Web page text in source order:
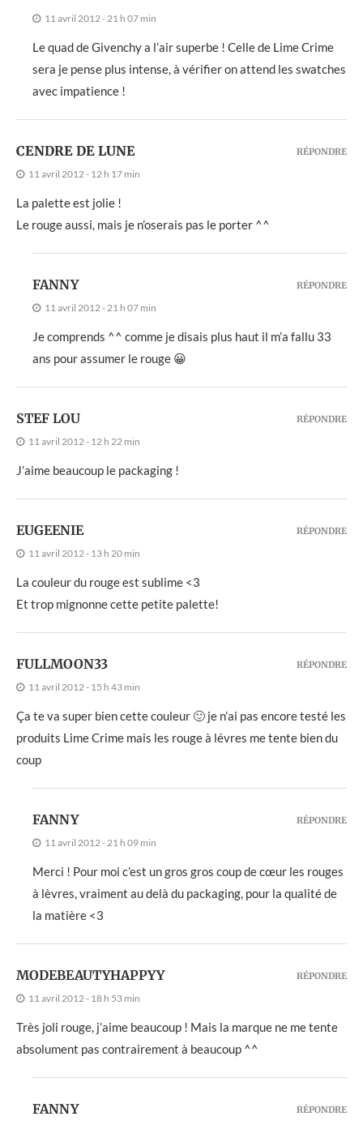
11 avril 2012 - 21 h 07 min
Le quad de Givenchy a l’air superbe ! Celle de Lime Crime
sera je pense plus intense, à vérifier on attend les swatches
avec impatience !
CENDRE DE LUNE
11 avril 2012 - 12 h 17 min
La palette est jolie !
Le rouge aussi, mais je n’oserais pas le porter ^^
RÉPONDRE
FANNY
11 avril 2012 - 21 h 07 min
Je comprends ^^ comme je disais plus haut il m’a fallu 33
ans pour assumer le rouge 😀
RÉPONDRE
STEF LOU
11 avril 2012 - 12 h 22 min
J’aime beaucoup le packaging !
RÉPONDRE
EUGEENIE
11 avril 2012 - 13 h 20 min
La couleur du rouge est sublime <3
Et trop mignonne cette petite palette!
RÉPONDRE
FULLMOON33
11 avril 2012 - 15 h 43 min
Ça te va super bien cette couleur 🙂 je n’ai pas encore testé les
produits Lime Crime mais les rouge à lévres me tente bien du
coup
RÉPONDRE
FANNY
11 avril 2012 - 21 h 09 min
Merci ! Pour moi c’est un gros gros coup de cœur les rouges
à lèvres, vraiment au delà du packaging, pour la qualité de
la matière <3
RÉPONDRE
MODEBEAUTYHAPPYY
11 avril 2012 - 18 h 53 min
Très joli rouge, j’aime beaucoup ! Mais la marque ne me tente
absolument pas contrairement à beaucoup ^^
RÉPONDRE
FANNY RÉPONDRE